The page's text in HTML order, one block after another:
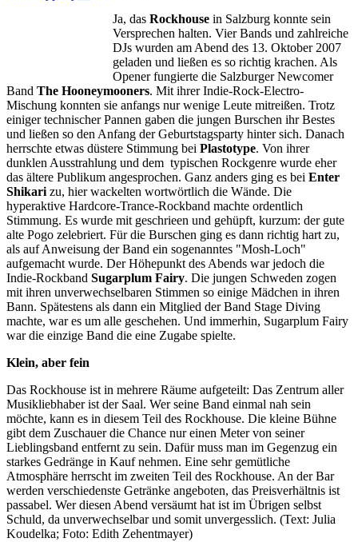
Ja, das Rockhouse in Salzburg konnte sein
Versprechen halten. Vier Bands und zahlreiche
DJs wurden am Abend des 13. Oktober 2007
geladen und ließen es so richtig krachen. Als
Opener fungierte die Salzburger Newcomer
Band The Hooneymooners. Mit ihrer Indie-Rock-Electro-
Mischung konnten sie anfangs nur wenige Leute mitreißen. Trotz
einiger technischer Pannen gaben die jungen Burschen ihr Bestes
und ließen so den Anfang der Geburtstagsparty hinter sich. Danach
herrschte etwas düstere Stimmung bei Plastotype. Von ihrer
dunklen Ausstrahlung und dem typischen Rockgenre wurde eher
das ältere Publikum angesprochen. Ganz anders ging es bei Enter
Shikari zu, hier wackelten wortwörtlich die Wände. Die
hyperaktive Hardcore-Trance-Rockband machte ordentlich
Stimmung. Es wurde mit geschrieen und gehüpft, kurzum: der gute
alte Pogo zelebriert. Für die Burschen ging es dann richtig hart zu,
als auf Anweisung der Band ein sogenanntes "Mosh-Loch"
aufgemacht wurde. Der Höhepunkt des Abends war jedoch die
Indie-Rockband Sugarplum Fairy. Die jungen Schweden zogen
mit ihren unverwechselbaren Stimmen so einige Mädchen in ihren
Bann. Spätestens als dann ein Mitglied der Band Stage Diving
machte, war es um alle geschehen. Und immerhin, Sugarplum Fairy
war die einzige Band die eine Zugabe spielte.
Klein, aber fein
Das Rockhouse ist in mehrere Räume aufgeteilt: Das Zentrum aller
Musikliebhaber ist der Saal. Wer seine Band einmal nah sein
möchte, kann es in diesem Teil des Rockhouse. Die kleine Bühne
gibt dem Zuschauer die Chance nur einen Meter von seiner
Lieblingsband entfernt zu sein. Dafür muss man im Gegenzug ein
starkes Gedränge in Kauf nehmen. Eine sehr gemütliche
Atmosphäre herrscht im zweiten Teil des Rockhouse. An der Bar
werden verschiedenste Getränke angeboten, das Preisverhältnis ist
passabel. Wer diesen Abend versäumt hat ist im Übrigen selbst
Schuld, da unverwechselbar und somit unvergesslich. (Text: Julia
Koudelka; Foto: Edith Zehentmayer)